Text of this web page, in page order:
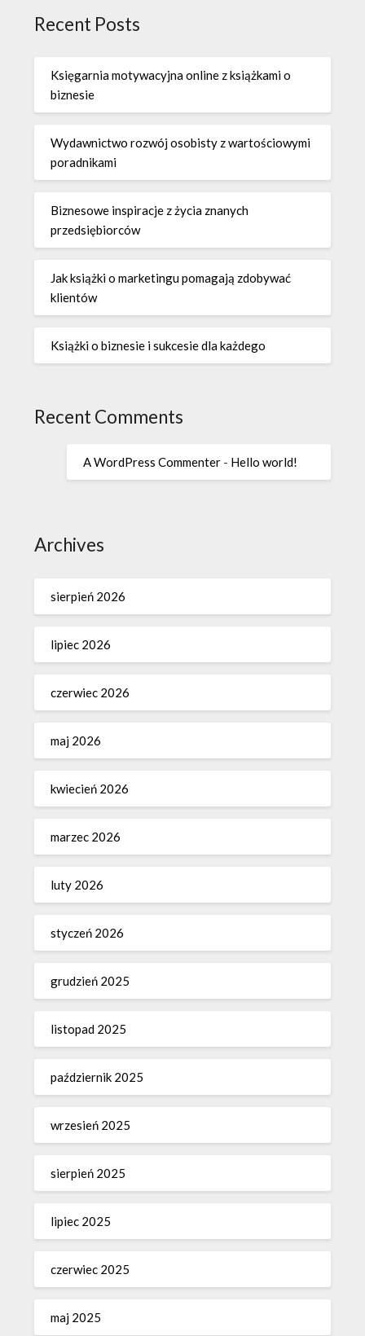
Recent Posts
Księgarnia motywacyjna online z książkami o
biznesie
Wydawnictwo rozwój osobisty z wartościowymi
poradnikami
Biznesowe inspiracje z życia znanych
przedsiębiorców
Jak książki o marketingu pomagają zdobywać
klientów
Książki o biznesie i sukcesie dla każdego
Recent Comments
A WordPress Commenter - Hello world!
Archives
sierpień 2026
lipiec 2026
czerwiec 2026
maj 2026
kwiecień 2026
marzec 2026
luty 2026
styczeń 2026
grudzień 2025
listopad 2025
październik 2025
wrzesień 2025
sierpień 2025
lipiec 2025
czerwiec 2025
maj 2025